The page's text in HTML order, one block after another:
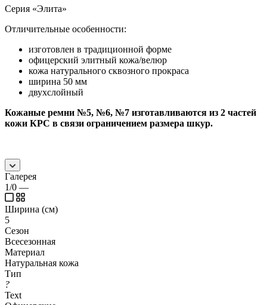
Серия «Элита»
Отличительные особенности:
изготовлен в традиционной форме
офицерский элитный кожа/велюр
кожа натурального сквозного прокраса
ширина 50 мм
двухслойный
Кожаные ремни №5, №6, №7 изготавливаются из 2 частей
кожи КРС в связи ограничением размера шкур.
Галерея
1/0 —
Ширина (см)
5
Сезон
Всесезонная
Материал
Натуральная кожа
Тип
?
Text